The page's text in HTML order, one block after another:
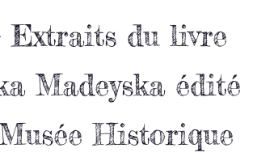
Extraits du livre
Madeyska édité
Historique